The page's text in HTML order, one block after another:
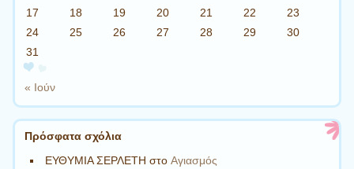
17
18 19 20 21 22
23
24
25 26 27 28 29
30
31
« Ιούν
Πρόσφατα σχόλια
ΕΥΘΥΜΙΑ ΣΕΡΛΕΤΗ στοAγιασμός